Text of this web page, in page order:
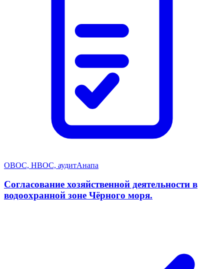
ОВОС, НВОС, аудитАнапа
Согласование хозяйственной деятельности в
водоохранной зоне Чёрного моря.